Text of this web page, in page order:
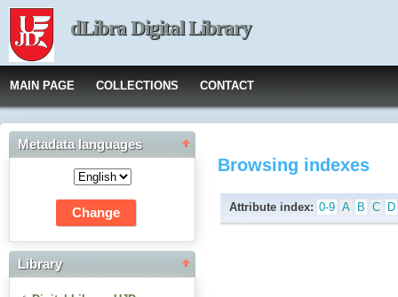
dLibra Digital Library
MAIN PAGE COLLECTIONS CONTACT
Metadata languages
Library
Browsing indexes
Attribute index: 0-9 A B C D